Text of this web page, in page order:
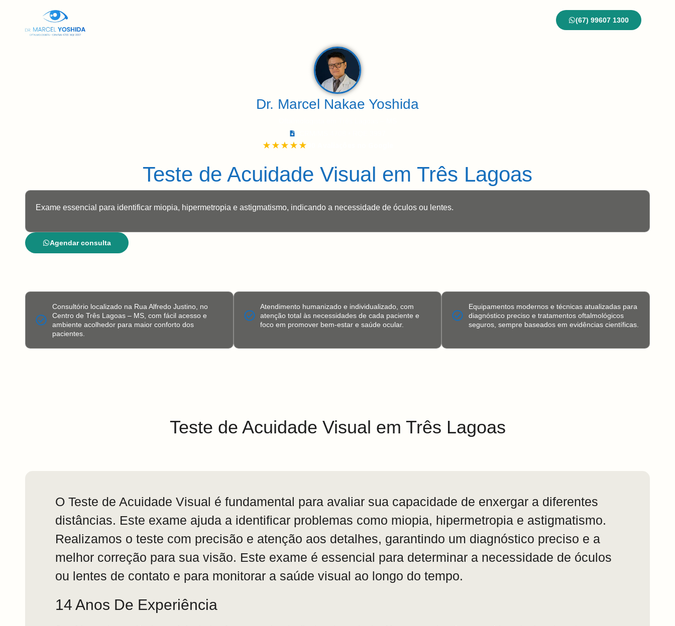
(67) 99607 1300
Dr. Marcel Nakae Yoshida
Teste de Acuidade Visual em Três Lagoas
Exame essencial para identificar miopia, hipermetropia e astigmatismo, indicando a necessidade de óculos ou lentes.
Agendar consulta
Consultório localizado na Rua Alfredo Justino, no
Centro de Três Lagoas – MS, com fácil acesso e
ambiente acolhedor para maior conforto dos
pacientes.
Atendimento humanizado e individualizado, com
atenção total às necessidades de cada paciente e
foco em promover bem-estar e saúde ocular.
Equipamentos modernos e técnicas atualizadas para
diagnóstico preciso e tratamentos oftalmológicos
seguros, sempre baseados em evidências científicas.
Teste de Acuidade Visual em Três Lagoas
O Teste de Acuidade Visual é fundamental para avaliar sua capacidade de enxergar a diferentes
distâncias. Este exame ajuda a identificar problemas como miopia, hipermetropia e astigmatismo.
Realizamos o teste com precisão e atenção aos detalhes, garantindo um diagnóstico preciso e a
melhor correção para sua visão. Este exame é essencial para determinar a necessidade de óculos
ou lentes de contato e para monitorar a saúde visual ao longo do tempo.
14 Anos De Experiência